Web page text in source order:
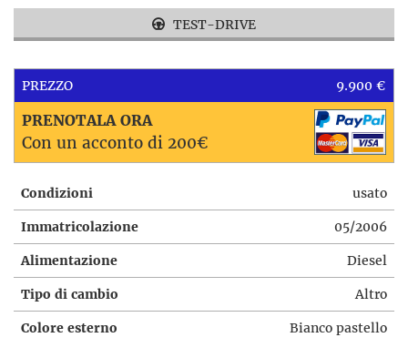
TEST-DRIVE
PREZZO 9.900 €
PRENOTALA ORA
Con un acconto di 200€
Condizioni usato
Immatricolazione 05/2006
Alimentazione Diesel
Tipo di cambio Altro
Colore esterno Bianco pastello